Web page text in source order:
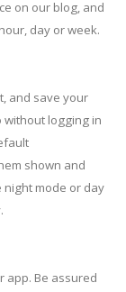
on our blog, and
day or week.
and save your
without logging in
shown and
mode or day
app. Be assured